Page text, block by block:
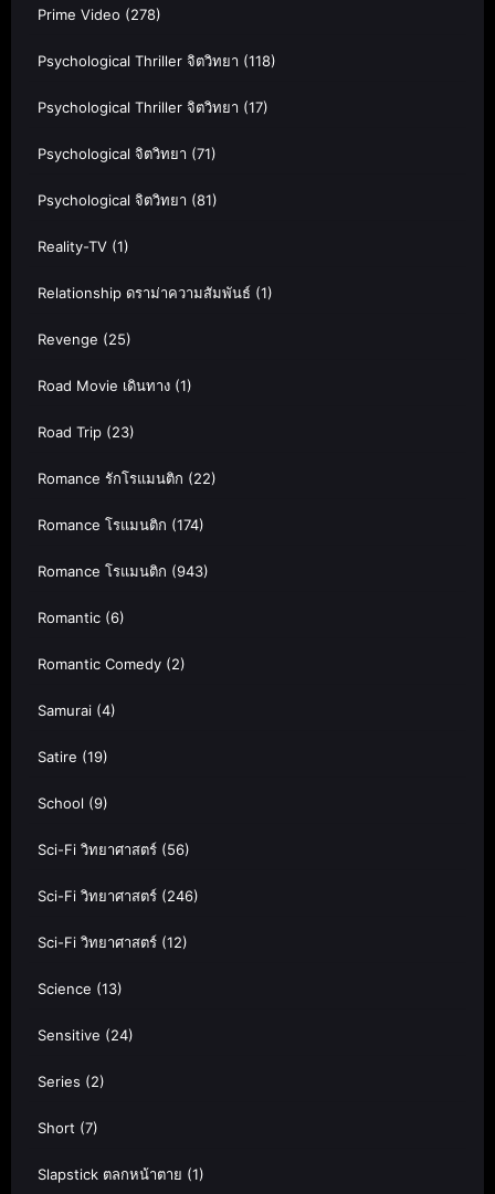
Prime Video (278)
Psychological Thriller จิตวิทยา (118)
Psychological Thriller จิตวิทยา (17)
Psychological จิตวิทยา (71)
Psychological จิตวิทยา (81)
Reality-TV (1)
Relationship ดราม่าความสัมพันธ์ (1)
Revenge (25)
Road Movie เดินทาง (1)
Road Trip (23)
Romance รักโรแมนติก (22)
Romance โรแมนติก (174)
Romance โรแมนติก (943)
Romantic (6)
Romantic Comedy (2)
Samurai (4)
Satire (19)
School (9)
Sci-Fi วิทยาศาสตร์ (56)
Sci-Fi วิทยาศาสตร์ (246)
Sci-Fi วิทยาศาสตร์ (12)
Science (13)
Sensitive (24)
Series (2)
Short (7)
Slapstick ตลกหน้าตาย (1)